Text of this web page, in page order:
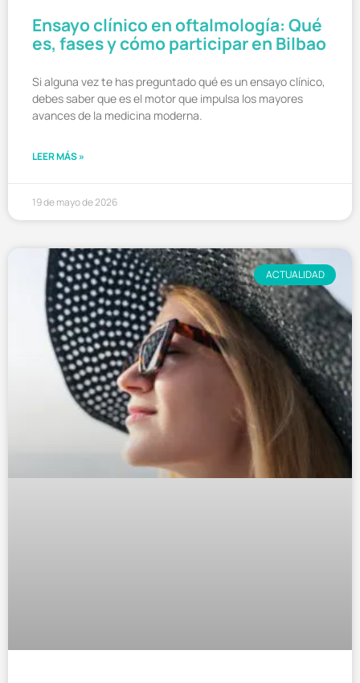
Ensayo clínico en oftalmología: Qué
es, fases y cómo participar en Bilbao
Si alguna vez te has preguntado qué es un ensayo clínico,
debes saber que es el motor que impulsa los mayores
avances de la medicina moderna.
LEER MÁS »
19 de mayo de 2026
ACTUALIDAD